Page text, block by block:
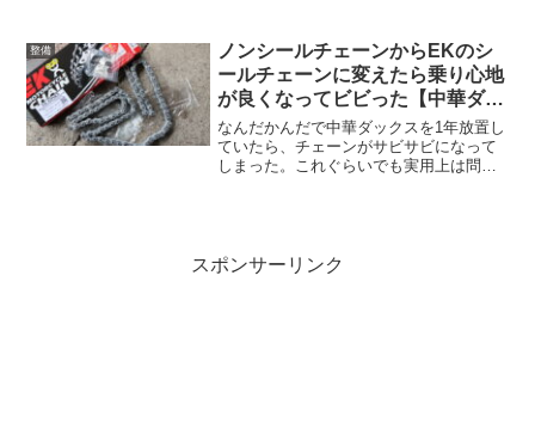
が…）。せめてプラグは信頼性のあるも
のにしたい。NGKのイリジ...
整備
ノンシールチェーンからEKのシ
ールチェーンに変えたら乗り心地
が良くなってビビった【中華ダッ
クス】
なんだかんだで中華ダックスを1年放置し
ていたら、チェーンがサビサビになって
しまった。これぐらいでも実用上は問題
スポンサーリンク